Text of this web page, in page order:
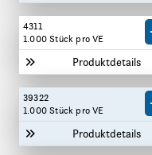
4311
1.000 Stück pro VE
Produktdetails
39322
1.000 Stück pro VE
Produktdetails